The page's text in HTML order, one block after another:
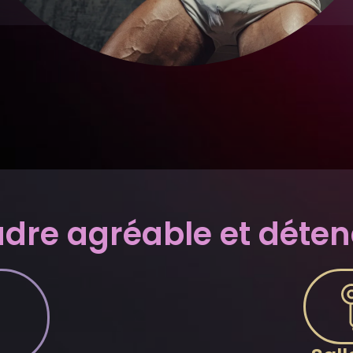
agréable et